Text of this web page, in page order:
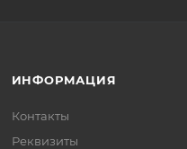
ИНФОРМАЦИЯ
Контакты
Реквизиты